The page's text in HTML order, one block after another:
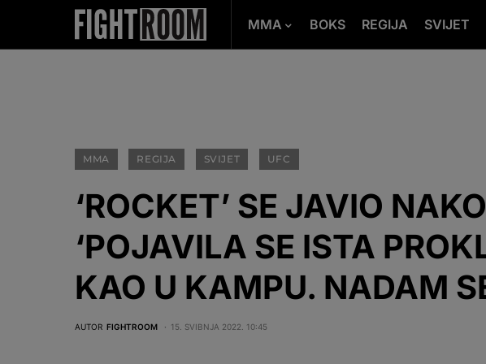
MMA BOKS REGIJA SVIJET
MMA REGIJA SVIJET UFC
‘ROCKET’ SE JAVIO
‘POJAVILA SE ISTA
KAO U KAMPU. NADAM
AUTOR FIGHTROOM 15. SVIBNJA 2022. 10:45